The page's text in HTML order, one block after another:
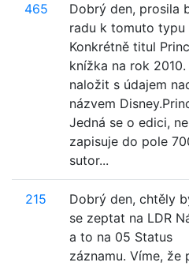
465
Dobrý den, prosila
radu k tomuto typu
Konkrétně titul
knížka na rok
naložit s údajem
názvem
Jedná se o edici,
zapisuje do pole
sutor...
215
Dobrý den, chtěly
se zeptat na LDR
a to na 05 Status
záznamu. Víme, že